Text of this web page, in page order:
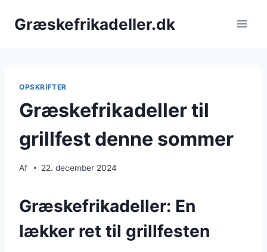
Græskefrikadeller.dk
OPSKRIFTER
Græskefrikadeller til
grillfest denne sommer
Af 22. december 2024
Græskefrikadeller: En
lækker ret til grillfesten